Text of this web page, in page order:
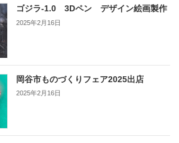
ゴジラ-1.0 3Dペン デザイン絵画製作
2025年2月16日
岡谷市ものづくりフェア2025出店
2025年2月16日